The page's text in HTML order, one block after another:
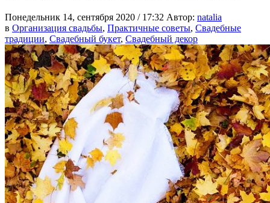
Понедельник 14, сентября 2020 / 17:32 Автор: natalia
в Организация свадьбы, Практичные советы, Свадебные
традиции, Свадебный букет, Свадебный декор